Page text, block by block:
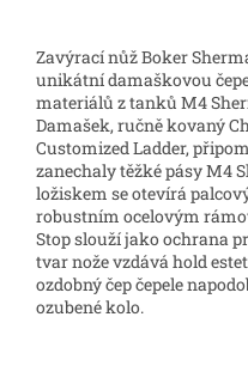
Zavýrací nůž Boker
unikátní damaškovou
materiálů z tanků M4
Damašek, ručně kovaný
Customized Ladder,
zanechaly těžké pásy M4
ložiskem se otevírá
robustním ocelovým
Stop slouží jako ochrana
tvar nože vzdává hold
ozdobný čep čepele
ozubené kolo.